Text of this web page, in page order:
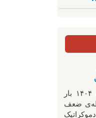
تجربه‌ی جنبش دی‌ماه ۱۴۰۴ بار
ضعف